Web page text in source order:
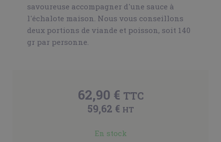
savoureuse accompagner d'une sauce à
l'échalote maison. Nous vous conseillons
deux portions de viande et poisson, soit 140
gr par personne.
62,90 € TTC
59,62 € HT
En stock